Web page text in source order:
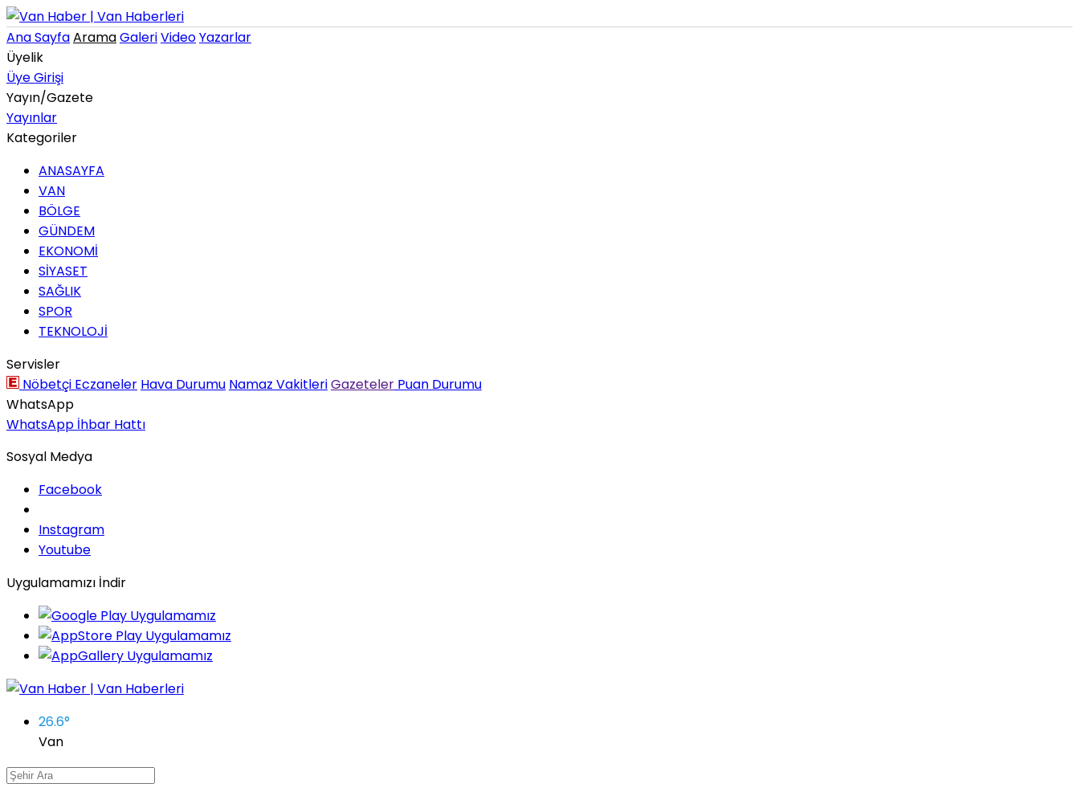
Ana SayfaAramaGaleriVideoYazarlar
Üyelik
Üye Girişi
Yayın/Gazete
Yayınlar
Kategoriler
ANASAYFA
VAN
BÖLGE
GÜNDEM
EKONOMİ
SİYASET
SAĞLIK
SPOR
TEKNOLOJİ
Servisler
Nöbetçi Eczaneler Hava Durumu Namaz VakitleriGazeteler Puan Durumu
WhatsApp
WhatsApp İhbar Hattı
Sosyal Medya
Facebook
Instagram
Youtube
Uygulamamızı İndir
26.6°
Van